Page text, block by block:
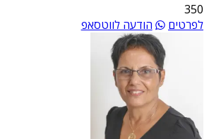
350
לפרטים
הודעה לווטסאפ